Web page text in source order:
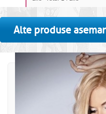
Alte produse